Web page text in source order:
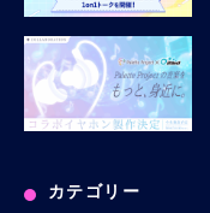
カテゴリー